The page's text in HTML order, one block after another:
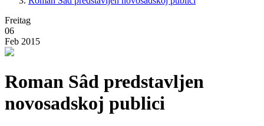
Freitag
06
Feb 2015
Roman Sâd predstavljen
novosadskoj publici